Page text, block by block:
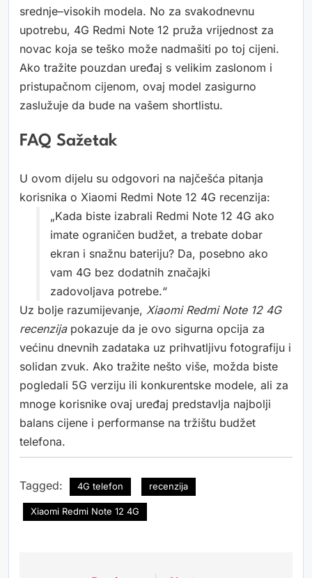
srednje–visokih modela. No za svakodnevnu
upotrebu, 4G Redmi Note 12 pruža vrijednost za
novac koja se teško može nadmašiti po toj cijeni.
Ako tražite pouzdan uređaj s velikim zaslonom i
pristupačnom cijenom, ovaj model zasigurno
zaslužuje da bude na vašem shortlistu.
FAQ Sažetak
U ovom dijelu su odgovori na najčešća pitanja
korisnika o Xiaomi Redmi Note 12 4G recenzija:
„Kada biste izabrali Redmi Note 12 4G ako
imate ograničen budžet, a trebate dobar
ekran i snažnu bateriju? Da, posebno ako
vam 4G bez dodatnih značajki
zadovoljava potrebe.“
Uz bolje razumijevanje, Xiaomi Redmi Note 12 4G
recenzijapokazuje da je ovo sigurna opcija za
većinu dnevnih zadataka uz prihvatljivu fotografiju i
solidan zvuk. Ako tražite nešto više, možda biste
pogledali 5G verziju ili konkurentske modele, ali za
mnoge korisnike ovaj uređaj predstavlja najbolji
balans cijene i performanse na tržištu budžet
telefona.
Tagged: 4G telefon recenzija
Xiaomi Redmi Note 12 4G